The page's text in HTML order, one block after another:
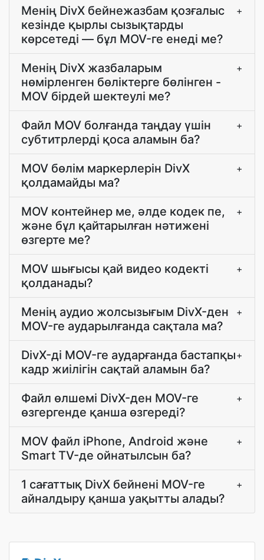
Менің DivX бейнежазбам қозғалыс
кезінде қырлы сызықтарды
көрсетеді — бұл MOV-ге енеді ме?
+
Менің DivX жазбаларым
нөмірленген бөліктерге бөлінген -
MOV бірдей шектеулі ме?
+
Файл MOV болғанда таңдау үшін
субтитрлерді қоса аламын ба?
+
MOV бөлім маркерлерін DivX
қолдамайды ма?
+
MOV контейнер ме, әлде кодек пе,
және бұл қайтарылған нәтижені
өзгерте ме?
+
MOV шығысы қай видео кодекті
қолданады?
+
Менің аудио жолсызығым DivX-ден
MOV-ге аударылғанда сақтала ма?
+
DivX-ді MOV-ге аударғанда бастапқы
кадр жиілігін сақтай аламын ба?
+
Файл өлшемі DivX-ден MOV-ге
өзгергенде қанша өзгереді?
+
MOV файл iPhone, Android және
Smart TV-де ойнатылсын ба?
+
1 сағаттық DivX бейнені MOV-ге
айналдыру қанша уақытты алады?
+